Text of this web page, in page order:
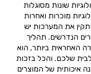
שונות מסוגלות
מוכרות ואחרות
את המערכות יש
הנדרשים. תהליך
האחראית ביותר, הוא
שלכם. והכל בזכות
איכותית של המוצרים